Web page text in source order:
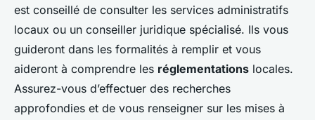
est conseillé de consulter les services administratifs
locaux ou un conseiller juridique spécialisé. Ils vous
guideront dans les formalités à remplir et vous
aideront à comprendre les réglementations locales.
Assurez-vous d’effectuer des recherches
approfondies et de vous renseigner sur les mises à